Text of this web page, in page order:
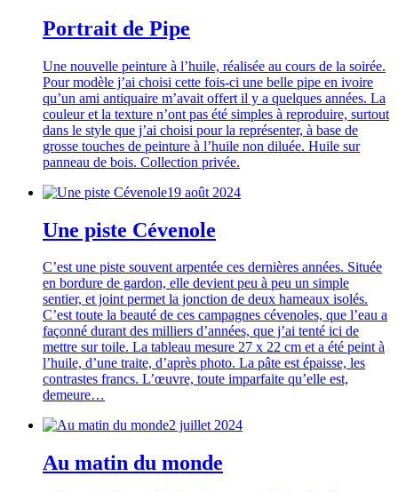
Portrait de Pipe
Une nouvelle peinture à l’huile, réalisée au cours de la soirée.
Pour modèle j’ai choisi cette fois-ci une belle pipe en ivoire
qu’un ami antiquaire m’avait offert il y a quelques années. La
couleur et la texture n’ont pas été simples à reproduire, surtout
dans le style que j’ai choisi pour la représenter, à base de
grosse touches de peinture à l’huile non diluée. Huile sur
panneau de bois. Collection privée.
19 août 2024
Une piste Cévenole
C’est une piste souvent arpentée ces dernières années. Située
en bordure de gardon, elle devient peu à peu un simple
sentier, et joint permet la jonction de deux hameaux isolés.
C’est toute la beauté de ces campagnes cévenoles, que l’eau a
façonné durant des milliers d’années, que j’ai tenté ici de
mettre sur toile. La tableau mesure 27 x 22 cm et a été peint à
l’huile, d’une traite, d’après photo. La pâte est épaisse, les
contrastes francs. L’œuvre, toute imparfaite qu’elle est,
demeure…
2 juillet 2024
Au matin du monde